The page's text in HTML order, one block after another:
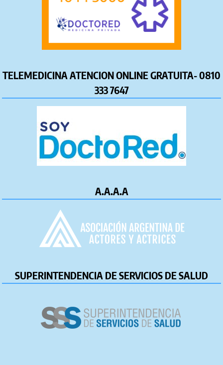
TELEMEDICINA ATENCION ONLINE GRATUITA- 0810
333 7647
A.A.A.A
SUPERINTENDENCIA DE SERVICIOS DE SALUD